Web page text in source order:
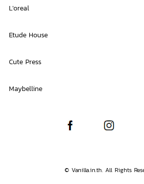
L'oreal
Etude House
Cute Press
Maybelline
© Vanilla.in.th. All Rights